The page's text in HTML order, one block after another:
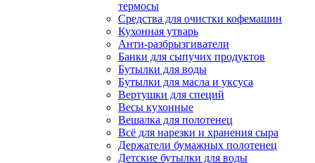
термосы
Средства для очистки кофемашин
Кухонная утварь
Анти-разбрызгиватели
Банки для сыпучих продуктов
Бутылки для воды
Бутылки для масла и уксуса
Вертушки для специй
Весы кухонные
Вешалка для полотенец
Всё для нарезки и хранения сыра
Держатели бумажных полотенец
Детские бутылки для воды